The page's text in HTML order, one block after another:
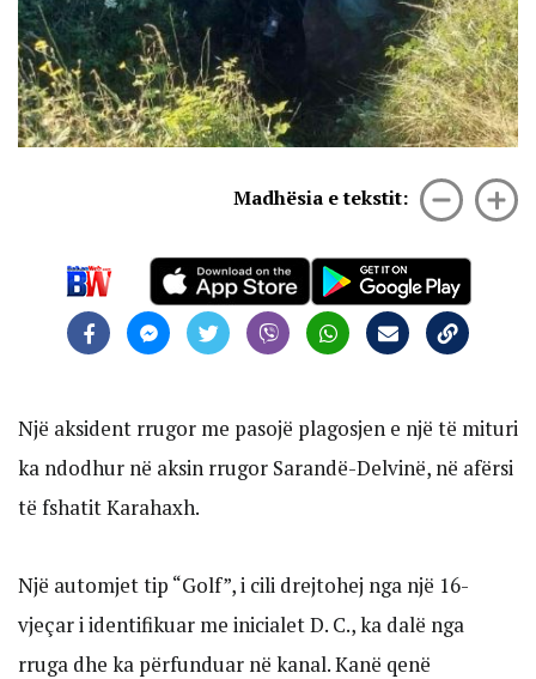
Madhësia e tekstit:
Një aksident rrugor me pasojë plagosjen e një të mituri
ka ndodhur në aksin rrugor Sarandë-Delvinë, në afërsi
të fshatit Karahaxh.
Një automjet tip “Golf”, i cili drejtohej nga një 16-
vjeçar i identifikuar me inicialet D. C., ka dalë nga
rruga dhe ka përfunduar në kanal. Kanë qenë